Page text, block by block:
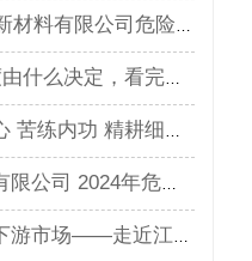
危险废物污染环境防治信息公示
完文章你就了解了[今日资讯]
赛欧特科2023年度表彰大会暨迎新晚会圆满落幕！
危险废物泄漏应急演练方案
场——走近江西新嘉懿